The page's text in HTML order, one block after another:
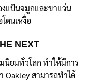
งแป้นจมูกและขาแว่น
ดนเหงื่อ
NEXT
นิยมทั่วโลก ทำให้มีการ
สามารถทำได้